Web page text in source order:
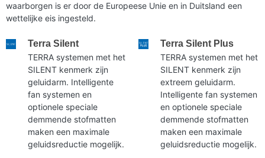
waarborgen is er door de Europeese Unie en in Duitsland een
wettelijke eis ingesteld.
Terra Silent
TERRA systemen met het
SILENT kenmerk zijn
geluidarm. Intelligente
fan systemen en
optionele speciale
demmende stofmatten
maken een maximale
geluidsreductie mogelijk.
Terra Silent Plus
TERRA systemen met het
SILENT kenmerk zijn
extreem geluidarm.
Intelligente fan systemen
en optionele speciale
demmende stofmatten
maken een maximale
geluidsreductie mogelijk.